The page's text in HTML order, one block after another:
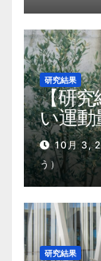
研究結果
【研究
い運動
10月 3,
う）
研究結果